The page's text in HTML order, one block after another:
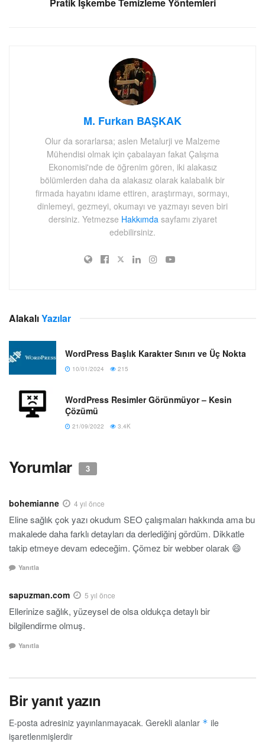
M. Furkan BAŞKAK
Olur da sorarlarsa; aslen Metalurji ve Malzeme
Mühendisi olmak için çabalayan fakat Çalışma
Ekonomisi'nde de öğrenim gören, iki alakasız
bölümlerden daha da alakasız olarak kalabalık bir
firmada hayatını idame ettiren, araştırmayı, sormayı,
dinlemeyi, gezmeyi, okumayı ve yazmayı seven biri
dersiniz. Yetmezse Hakkımda sayfamı ziyaret
edebilirsiniz.
AlakalıYazılar
WordPress Başlık Karakter Sınırı ve Üç Nokta
10/01/2024 215
WordPress Resimler Görünmüyor – Kesin
Çözümü
21/09/2022 3.4K
Yorumlar 3
bohemianne 4 yıl önce
Eline sağlık çok yazı okudum SEO çalışmaları hakkında ama bu
makalede daha farklı detayları da derlediğinj gördüm. Dikkatle
takip etmeye devam edeceğim. Çömez bir webber olarak 😄
Yanıtla
sapuzman.com 5 yıl önce
Ellerinize sağlık, yüzeysel de olsa oldukça detaylı bir
bilgilendirme olmuş.
Yanıtla
Bir yanıt yazın
E-posta adresiniz yayınlanmayacak. Gerekli alanlar * ile
işaretlenmişlerdir